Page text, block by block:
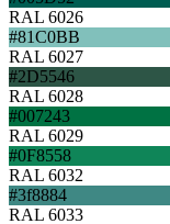
RAL 6026
#81C0BB
RAL 6027
#2D5546
RAL 6028
#007243
RAL 6029
#0F8558
RAL 6032
#3f8884
RAL 6033